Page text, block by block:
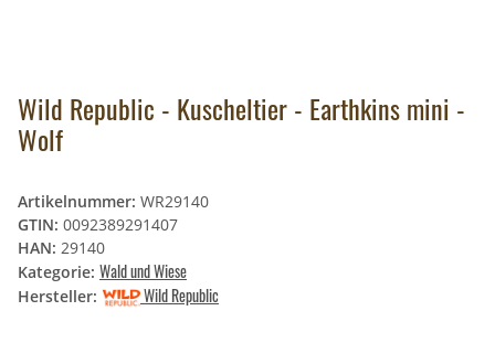
Wild Republic - Kuscheltier - Earthkins mini -
Wolf
Artikelnummer: WR29140
GTIN: 0092389291407
HAN: 29140
Kategorie: Wald und Wiese
Hersteller: Wild Republic